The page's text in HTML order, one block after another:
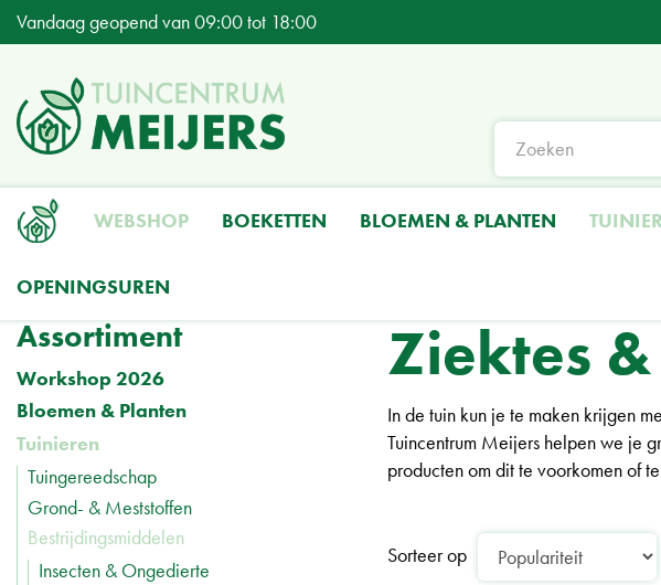
Ga
naar
Home Producten Tuinieren
Vandaag geopend van09:00tot 18:00
WEBSHOP BOEKETTEN BLOEMEN & PLANTEN
OPENINGSUREN
Ziektes
In de tuin kun je te maken krijgen
Tuincentrum Meijers helpen we je
producten om dit te voorkomen of
Sorteer op
Assortiment
Workshop 2026
Bloemen & Planten
Tuinieren
Tuingereedschap
Grond- & Meststoffen
Bestrijdingsmiddelen
Insecten & Ongedierte